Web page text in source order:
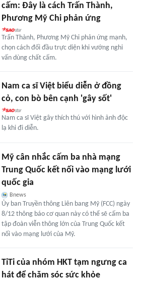
cấm: Đây là cách Trấn Thành,
Phương Mỹ Chi phản ứng
Trấn Thành, Phương Mỹ Chi phản ứng mạnh,
chọn cách đối đầu trực diện khi vướng nghi
vấn dùng chất cấm.
Nam ca sĩ Việt biểu diễn ở đồng
cỏ, con bò bên cạnh 'gây sốt'
Nam ca sĩ Việt gây thích thú với hình ảnh độc
lạ khi đi diễn.
Mỹ cân nhắc cấm ba nhà mạng
Trung Quốc kết nối vào mạng lưới
quốc gia
Bnews
Ủy ban Truyền thông Liên bang Mỹ (FCC) ngày
8/12 thông báo cơ quan này có thể sẽ cấm ba
tập đoàn viễn thông lớn của Trung Quốc kết
nối vào mạng lưới của Mỹ.
TiTi của nhóm HKT tạm ngưng ca
hát để chăm sóc sức khỏe